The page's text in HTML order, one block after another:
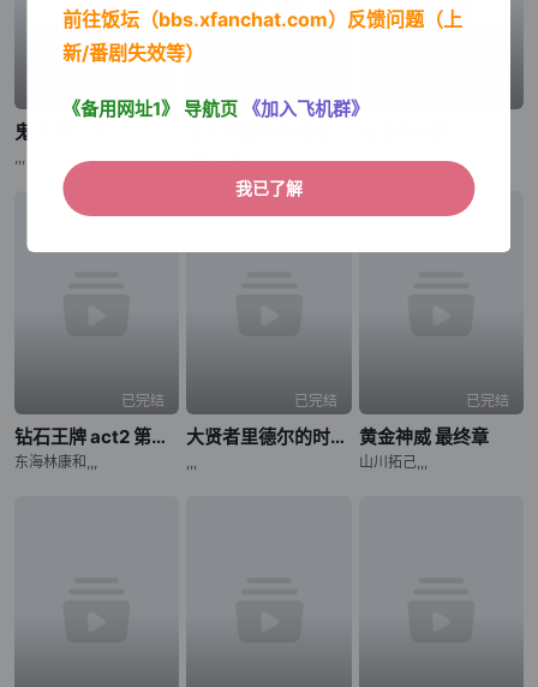
已完结
鬼泣 第二季
已完结
已完结
钻石王牌 act2 第二季
东海林康和,,,
已完结
大贤者里德尔的时空逆行
,,,
已完结
黄金神威 最终章
山川拓己,,,
前往饭坛（bbs.xfanchat.com）反馈问题（上
新/番剧失效等）
《备用网址1》 导航页 《加入飞机群》
我已了解